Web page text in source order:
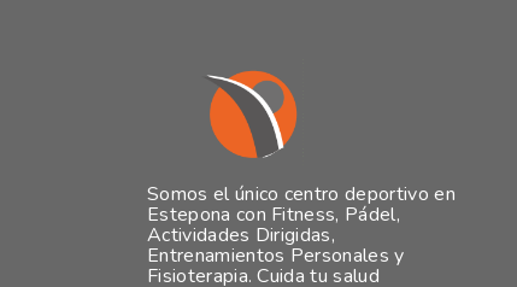
Somos el único centro deportivo en
Estepona con Fitness, Pádel,
Actividades Dirigidas,
Entrenamientos Personales y
Fisioterapia. Cuida tu salud